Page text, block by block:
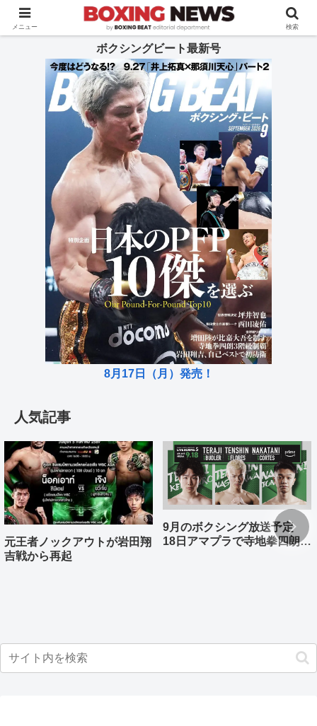
BOXING BEAT [ボクシング・ビート] 公式サイト
ボクシングビート最新号
8月17日（月）発売！
人気記事
元王者ノックアウトが岩田翔
吉戦から再起
9月のボクシング放送予定
18日アマプラで寺地拳四朗、
メニュー 検索